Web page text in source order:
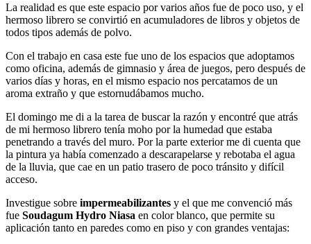
La realidad es que este espacio por varios años fue de poco uso, y el
hermoso librero se convirtió en acumuladores de libros y objetos de
todos tipos además de polvo.
Con el trabajo en casa este fue uno de los espacios que adoptamos
como oficina, además de gimnasio y área de juegos, pero después de
varios días y horas, en el mismo espacio nos percatamos de un
aroma extraño y que estornudábamos mucho.
El domingo me di a la tarea de buscar la razón y encontré que atrás
de mi hermoso librero tenía moho por la humedad que estaba
penetrando a través del muro. Por la parte exterior me di cuenta que
la pintura ya había comenzado a descarapelarse y rebotaba el agua
de la lluvia, que cae en un patio trasero de poco tránsito y difícil
acceso.
Investigue sobre impermeabilizantes y el que me convenció más
fue Soudagum Hydro Niasa en color blanco, que permite su
aplicación tanto en paredes como en piso y con grandes ventajas: